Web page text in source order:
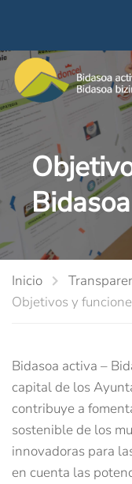
Inicio
Objetivos y
Bidasoa activa –
capital de los
contribuye a
sostenible de los
innovadoras para
en cuenta las